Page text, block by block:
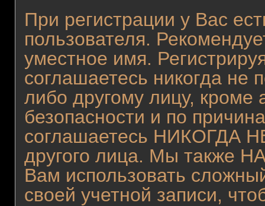
При регистрации у Вас
пользователя.
уместное имя.
соглашаетесь никогда не
либо другому лицу,
безопасности и по
соглашаетесь НИКОГДА
другого лица. Мы также
Вам использовать
своей учетной записи,